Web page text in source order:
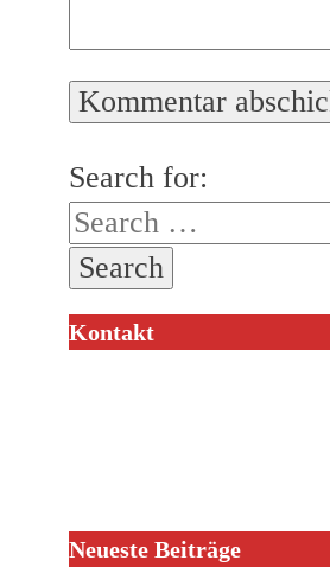
Search for:
Kontakt
Neueste Beiträge